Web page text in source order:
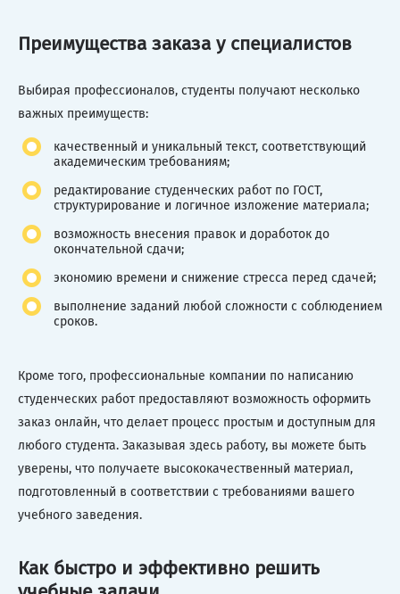
Преимущества заказа у специалистов
Выбирая профессионалов, студенты получают несколько
важных преимуществ:
качественный и уникальный текст, соответствующий
академическим требованиям;
редактирование студенческих работ по ГОСТ,
структурирование и логичное изложение материала;
возможность внесения правок и доработок до
окончательной сдачи;
экономию времени и снижение стресса перед сдачей;
выполнение заданий любой сложности с соблюдением
сроков.
Кроме того, профессиональные компании по написанию
студенческих работ предоставляют возможность оформить
заказ онлайн, что делает процесс простым и доступным для
любого студента. Заказывая здесь работу, вы можете быть
уверены, что получаете высококачественный материал,
подготовленный в соответствии с требованиями вашего
учебного заведения.
Как быстро и эффективно решить